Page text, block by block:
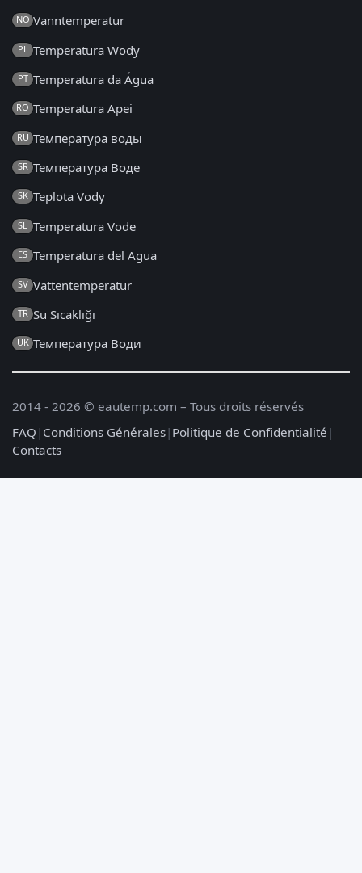
NO Vanntemperatur
PL Temperatura Wody
PT Temperatura da Água
RO Temperatura Apei
RU Температура воды
SR Температура Воде
SK Teplota Vody
SL Temperatura Vode
ES Temperatura del Agua
SV Vattentemperatur
TR Su Sıcaklığı
UK Температура Води
2014 - 2026 © eautemp.com – Tous droits réservés
FAQ | Conditions Générales| Politique de Confidentialité |
Contacts